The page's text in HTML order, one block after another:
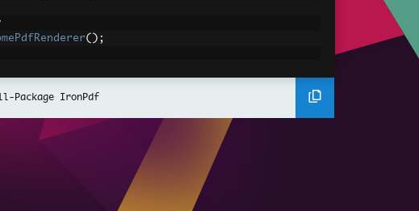
();
Images, CSS and JavaScript.
'C:\site\assets\' is set as the file location to
Package IronPdf